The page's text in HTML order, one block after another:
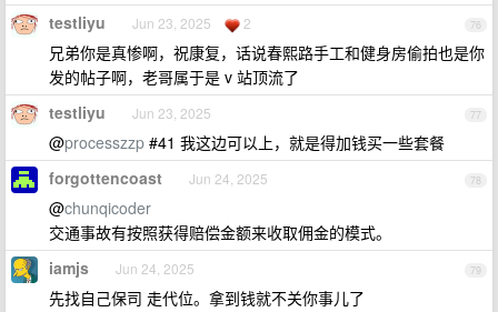
76
testliyu Jun 23, 2025 2
兄弟你是真惨啊，祝康复，话说春熙路手工和健身房偷拍也是你
发的帖子啊，老哥属于是 v 站顶流了
77
testliyu Jun 23, 2025
@processzzp #41 我这边可以上，就是得加钱买一些套餐
78
forgottencoast Jun 24, 2025
@chunqicoder
交通事故有按照获得赔偿金额来收取佣金的模式。
79
iamjs Jun 24, 2025
先找自己保司 走代位。拿到钱就不关你事儿了